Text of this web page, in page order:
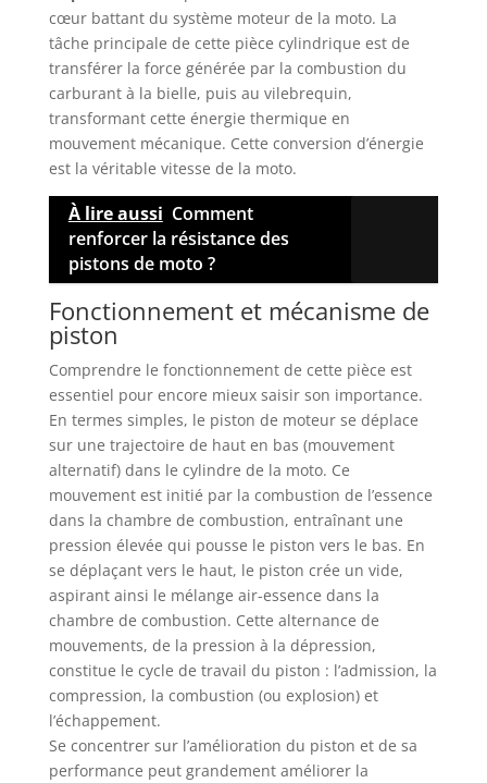
cœur battant du système moteur de la moto. La
tâche principale de cette pièce cylindrique est de
transférer la force générée par la combustion du
carburant à la bielle, puis au vilebrequin,
transformant cette énergie thermique en
mouvement mécanique. Cette conversion d’énergie
est la véritable vitesse de la moto.
À lire aussi Comment
renforcer la résistance des
pistons de moto ?
Fonctionnement et mécanisme de
piston
Comprendre le fonctionnement de cette pièce est
essentiel pour encore mieux saisir son importance.
En termes simples, le piston de moteur se déplace
sur une trajectoire de haut en bas (mouvement
alternatif) dans le cylindre de la moto. Ce
mouvement est initié par la combustion de l’essence
dans la chambre de combustion, entraînant une
pression élevée qui pousse le piston vers le bas. En
se déplaçant vers le haut, le piston crée un vide,
aspirant ainsi le mélange air-essence dans la
chambre de combustion. Cette alternance de
mouvements, de la pression à la dépression,
constitue le cycle de travail du piston : l’admission, la
compression, la combustion (ou explosion) et
l’échappement.
Se concentrer sur l’amélioration du piston et de sa
performance peut grandement améliorer la